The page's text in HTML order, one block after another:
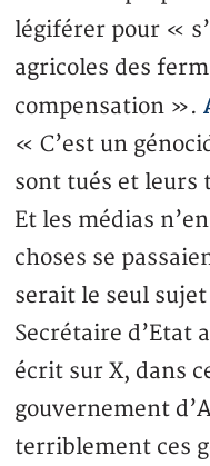
légiférer pour «
agricoles des
compensation ».
« C’est un
sont tués et leurs
Et les médias
choses se
serait le seul
Secrétaire d’Etat
écrit sur X, dans
gouvernement
terriblement ces